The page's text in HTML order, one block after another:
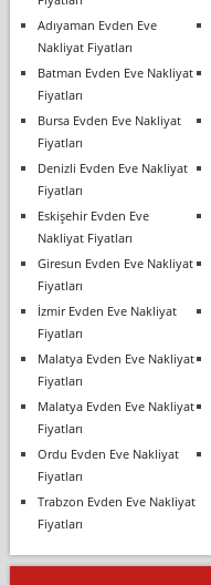
Adıyaman Evden Eve
Nakliyat Fiyatları
Batman Evden Eve Nakliyat
Fiyatları
Bursa Evden Eve Nakliyat
Fiyatları
Denizli Evden Eve Nakliyat
Fiyatları
Eskişehir Evden Eve
Nakliyat Fiyatları
Giresun Evden Eve Nakliyat
Fiyatları
İzmir Evden Eve Nakliyat
Fiyatları
Malatya Evden Eve Nakliyat
Fiyatları
Malatya Evden Eve Nakliyat
Fiyatları
Ordu Evden Eve Nakliyat
Fiyatları
Trabzon Evden Eve Nakliyat
Fiyatları